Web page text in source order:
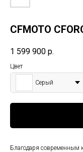
CFMOTO
1 599 900 р.
Цвет
Серый
Благодаря современным